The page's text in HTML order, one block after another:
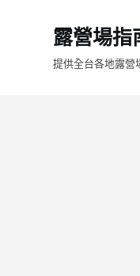
露營場指
提供全台各地露營